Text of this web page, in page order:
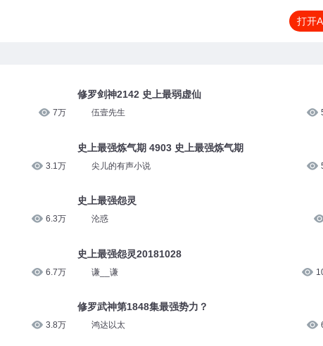
打开
7万
3.1万
6.3万
6.7万
3.8万
修罗剑神2142 史上最弱虚仙
伍壹先生
史上最强炼气期 4903 史上最强炼气期
尖儿的有声小说
史上最强怨灵
沦惑
史上最强怨灵20181028
谦__谦
修罗武神第1848集最强势力？
鸿达以太